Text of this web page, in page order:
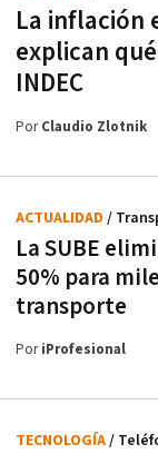
La inflación
explican
INDEC
PorClaudio Zlotnik
La SUBE
50% para
transporte
ACTUALIDAD /
PoriProfesional
TECNOLOGÍA/